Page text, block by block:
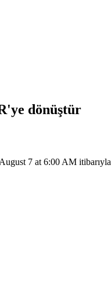
'ye dönüştür
7 at 6:00 AM itibarıyla